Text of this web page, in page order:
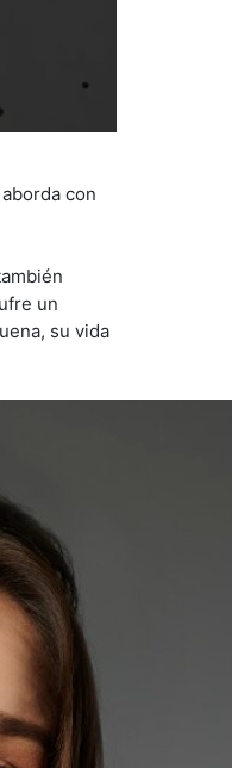
con
un
su vida